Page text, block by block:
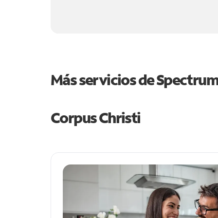
Más servicios de
Corpus Christi